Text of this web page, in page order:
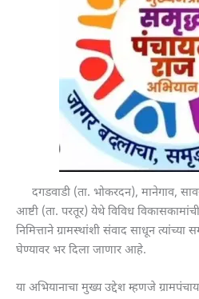
दगडवाडी (ता. भोकरदन), मानेगाव,
आष्टी (ता. परतूर) येथे विविध
निमित्ताने ग्रामस्थांशी संवाद साधून
घेण्यावर भर दिला जाणार आहे.
या अभियानाचा मुख्य उद्देश म्हणजे